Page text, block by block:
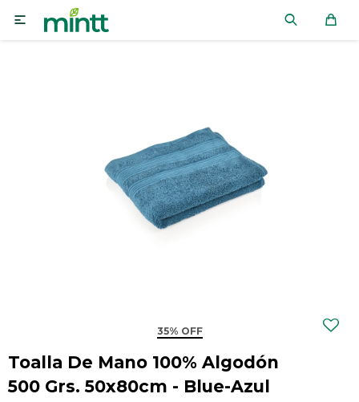

35% OFF
Toalla De Mano 100% Algodón
500 Grs. 50x80cm - Blue-Azul